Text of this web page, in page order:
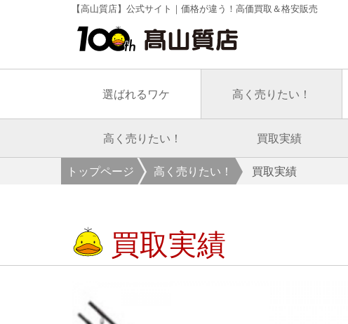
【高山質店】公式サイト｜価格が違う！高価買取＆格安販売
選ばれるワケ 高く売りたい！
高く売りたい！ 買取実績
トップページ 高く売りたい！ 買取実績
買取実績